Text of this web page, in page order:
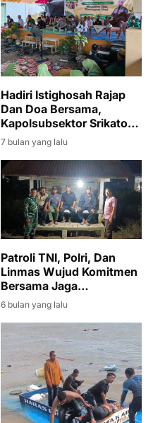
Hadiri Istighosah Rajap
Dan Doa Bersama,
Kapolsubsektor Srikaton
Ajak Warga Bijak Dalam
Bermedsos
7 bulan yang lalu
Patroli TNI, Polri, Dan
Linmas Wujud Komitmen
Bersama Jaga
Kamtibmas Desa Bintaran
6 bulan yang lalu